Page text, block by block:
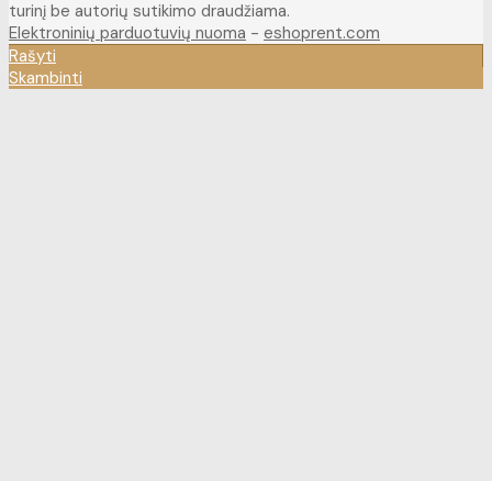
turinį be autorių sutikimo draudžiama.
Elektroninių parduotuvių nuoma - eshoprent.com
Rašyti
Skambinti